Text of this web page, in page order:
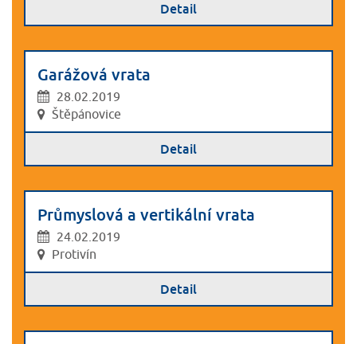
Detail
Garážová vrata
28.02.2019
Štěpánovice
Detail
Průmyslová a vertikální vrata
24.02.2019
Protivín
Detail